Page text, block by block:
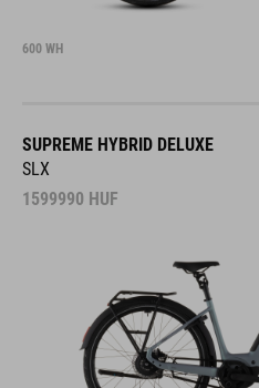
600 WH
SUPREME HYBRID DELUXE
SLX
1599990 HUF